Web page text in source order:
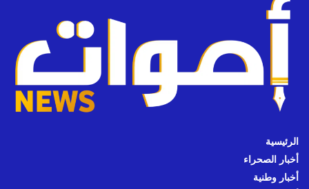
الرئيسية
أخبار الصحراء
أخبار وطنية